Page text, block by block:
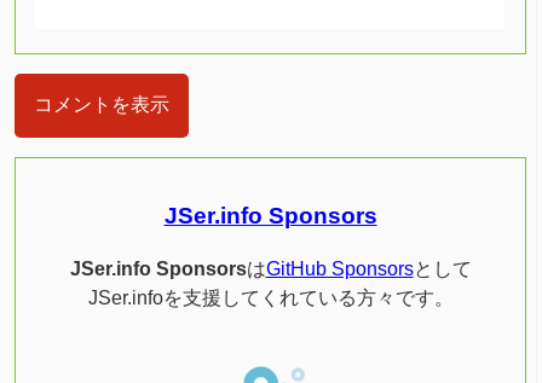
コメントを表示
JSer.info Sponsors
JSer.info SponsorsはGitHub Sponsorsとして
JSer.infoを支援してくれている方々です。